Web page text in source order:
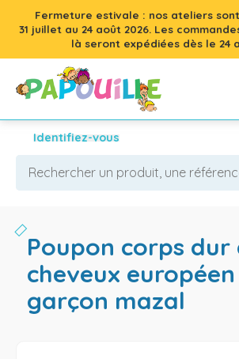
Fermeture estivale : nos ateliers
31 juillet au 24 août 2026. Les
là seront expédiées dès le 24
Identifiez-vous
poupon corps dur avec
cheveux
garçon mazal